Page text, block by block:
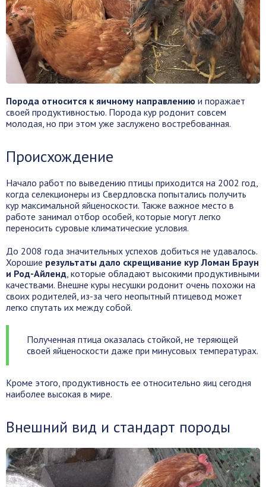
Порода относится к яичному направлению и поражает
своей продуктивностью. Порода кур родонит совсем
молодая, но при этом уже заслужено востребованная.
Происхождение
Начало работ по выведению птицы приходится на 2002 год,
когда селекционеры из Свердловска попытались получить
кур максимальной яйценоскости. Также важное место в
работе занимал отбор особей, которые могут легко
переносить суровые климатические условия.
До 2008 года значительных успехов добиться не удавалось.
Хорошие результаты дало скрещивание кур Ломан Браун
и Род-Айленд, которые обладают высокими продуктивными
качествами. Внешне куры несушки родонит очень похожи на
своих родителей, из-за чего неопытный птицевод может
легко спутать их между собой.
Полученная птица оказалась стойкой, не теряющей
своей яйценоскости даже при минусовых температурах.
Кроме этого, продуктивность ее относительно яиц сегодня
наиболее высокая в мире.
Внешний вид и стандарт породы